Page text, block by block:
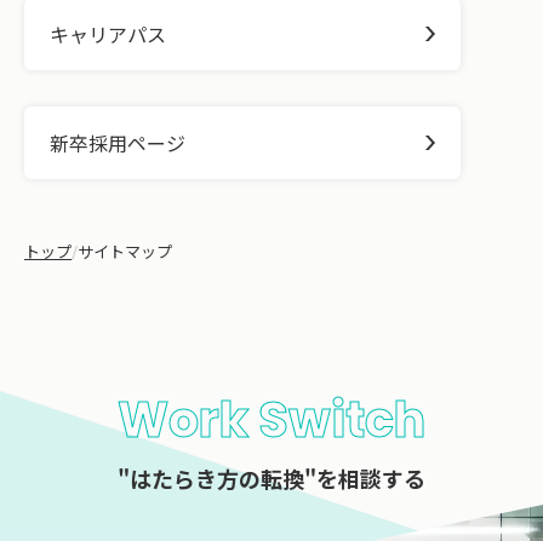
キャリアパス
新卒採用ページ
トップ/サイトマップ
Work Switch
"はたらき方の転換"を相談する